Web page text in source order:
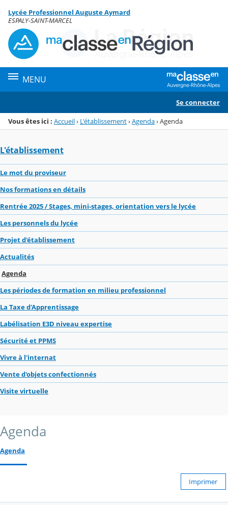
Menu de la rubrique
Contenu
Lycée Professionnel Auguste Aymard
ESPALY-SAINT-MARCEL
MENU
Se connecter
Vous êtes ici : Accueil› L'établissement›Agenda›Agenda
L'établissement
Le mot du proviseur
Nos formations en détails
Rentrée 2025 / Stages, mini-stages, orientation vers le lycée
Les personnels du lycée
Projet d'établissement
Actualités
Agenda
Les périodes de formation en milieu professionnel
La Taxe d'Apprentissage
Labélisation E3D niveau expertise
Sécurité et PPMS
Vivre à l'internat
Vente d'objets confectionnés
Visite virtuelle
Agenda
Agenda
Imprimer